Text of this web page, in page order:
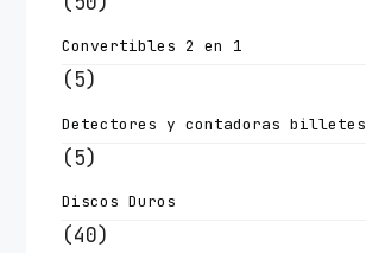
Convertibles 2 en 1
(5)
Detectores y contadoras billetes
(5)
Discos Duros
(40)